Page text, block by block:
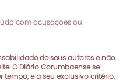
com acusações ou
de seus autores e não
O Diário Corumbaense se
tempo, e a seu exclusivo critério,